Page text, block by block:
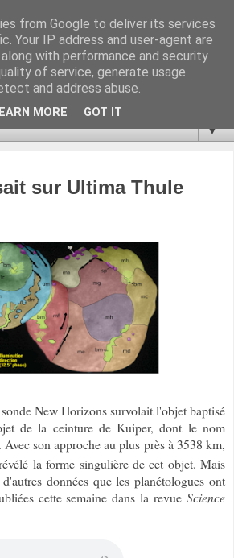
là haut
Astroparticules, Cosmologie.
indéfiniment. ISSN 2272-5768
▼
sur Ultima Thule
New Horizons survolait l'objet baptisé
de la ceinture de Kuiper, dont le nom
. Avec son approche au plus près à 3538 km,
la forme singulière de cet objet. Mais
données que les planétologues ont
cette semaine dans la revue Science
from Google to deliver its services
Your IP address and user-agent are
with performance and security
of service, generate usage
and address abuse.
MORE GOT IT